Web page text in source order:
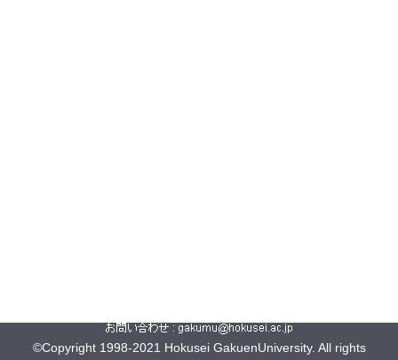
©Copyright 1998-2021 Hokusei GakuenUniversity. All rights